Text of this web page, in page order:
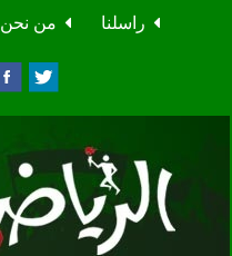
من نحن راسلنا